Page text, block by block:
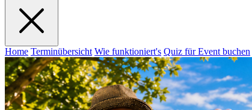
Home Terminübersicht Wie funktioniert's Quiz für Event buchen